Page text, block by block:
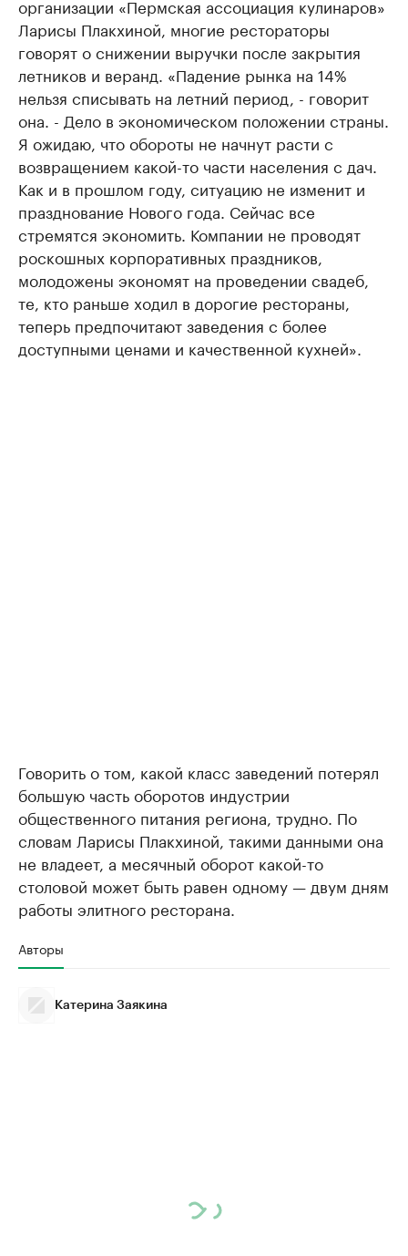
организации «Пермская ассоциация кулинаров»
Ларисы Плакхиной, многие рестораторы
говорят о снижении выручки после закрытия
летников и веранд. «Падение рынка на 14%
нельзя списывать на летний период, - говорит
она. - Дело в экономическом положении страны.
Я ожидаю, что обороты не начнут расти с
возвращением какой-то части населения с дач.
Как и в прошлом году, ситуацию не изменит и
празднование Нового года. Сейчас все
стремятся экономить. Компании не проводят
роскошных корпоративных праздников,
молодожены экономят на проведении свадеб,
те, кто раньше ходил в дорогие рестораны,
теперь предпочитают заведения с более
доступными ценами и качественной кухней».
Говорить о том, какой класс заведений потерял
большую часть оборотов индустрии
общественного питания региона, трудно. По
словам Ларисы Плакхиной, такими данными она
не владеет, а месячный оборот какой-то
столовой может быть равен одному — двум дням
работы элитного ресторана.
Авторы
Катерина Заякина